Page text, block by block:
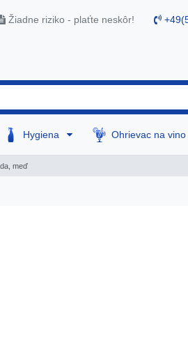
Žiadne riziko - plaťte neskôr!
Hygiena Ohrievac na vino
meď